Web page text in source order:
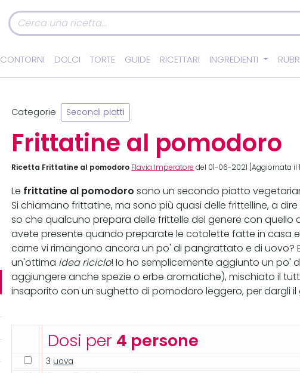
CONTORNI DOLCI TORTE GUIDE RICETTARI INGREDIENTI
Categorie Secondi piatti
Frittatine al pomodoro
Ricetta Frittatine al pomodoro Flavia Imperatore del 01-06-2021 [Aggiornata il
Le frittatine al pomodoro sono un secondo piatto
Si chiamano frittatine, ma sono più quasi delle frittelline, a
so che qualcuno prepara delle frittelle del genere con quello
avete presente quando preparate le cotolette fatte in casa
carne vi rimangono ancora un po' di pangrattato e di uovo?
un'ottima idea riciclo! Io ho semplicemente aggiunto un po'
aggiungere anche spezie o erbe aromatiche), mischiato il
insaporito con un sughetto di pomodoro leggero, per dargli il
Dosi per 4 persone
3 uova